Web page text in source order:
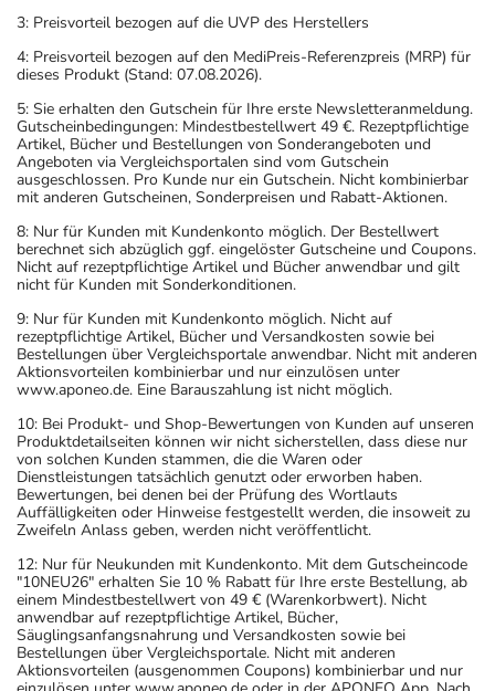
3: Preisvorteil bezogen auf die UVP des Herstellers
4: Preisvorteil bezogen auf den MediPreis-Referenzpreis (MRP) für
dieses Produkt (Stand: 07.08.2026).
5: Sie erhalten den Gutschein für Ihre erste Newsletteranmeldung.
Gutscheinbedingungen: Mindestbestellwert 49 €. Rezeptpflichtige
Artikel, Bücher und Bestellungen von Sonderangeboten und
Angeboten via Vergleichsportalen sind vom Gutschein
ausgeschlossen. Pro Kunde nur ein Gutschein. Nicht kombinierbar
mit anderen Gutscheinen, Sonderpreisen und Rabatt-Aktionen.
8: Nur für Kunden mit Kundenkonto möglich. Der Bestellwert
berechnet sich abzüglich ggf. eingelöster Gutscheine und Coupons.
Nicht auf rezeptpflichtige Artikel und Bücher anwendbar und gilt
nicht für Kunden mit Sonderkonditionen.
9: Nur für Kunden mit Kundenkonto möglich. Nicht auf
rezeptpflichtige Artikel, Bücher und Versandkosten sowie bei
Bestellungen über Vergleichsportale anwendbar. Nicht mit anderen
Aktionsvorteilen kombinierbar und nur einzulösen unter
www.aponeo.de. Eine Barauszahlung ist nicht möglich.
10: Bei Produkt- und Shop-Bewertungen von Kunden auf unseren
Produktdetailseiten können wir nicht sicherstellen, dass diese nur
von solchen Kunden stammen, die die Waren oder
Dienstleistungen tatsächlich genutzt oder erworben haben.
Bewertungen, bei denen bei der Prüfung des Wortlauts
Auffälligkeiten oder Hinweise festgestellt werden, die insoweit zu
Zweifeln Anlass geben, werden nicht veröffentlicht.
12: Nur für Neukunden mit Kundenkonto. Mit dem Gutscheincode
"10NEU26" erhalten Sie 10 % Rabatt für Ihre erste Bestellung, ab
einem Mindestbestellwert von 49 € (Warenkorbwert). Nicht
anwendbar auf rezeptpflichtige Artikel, Bücher,
Säuglingsanfangsnahrung und Versandkosten sowie bei
Bestellungen über Vergleichsportale. Nicht mit anderen
Aktionsvorteilen (ausgenommen Coupons) kombinierbar und nur